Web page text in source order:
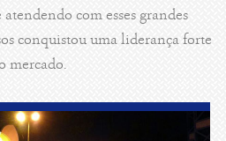
com esses grandes
conquistou uma liderança forte
mercado.